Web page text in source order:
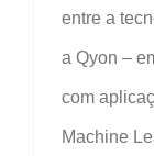
entre a
a Qyon –
com
Machine